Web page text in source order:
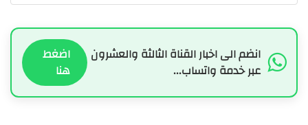
انضم الى اخبار القناة الثالثة والعشرون
عبر خدمة واتساب...
اضغط
هنا